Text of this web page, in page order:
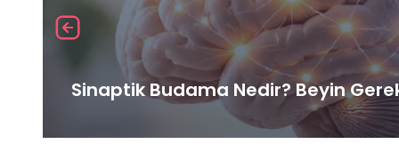
Sinaptik Budama Nedir? Beyin